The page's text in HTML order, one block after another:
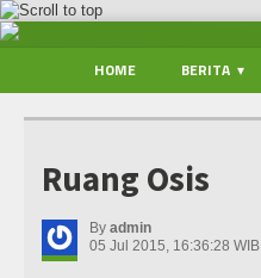
HOME BERITA
Ruang Osis
By admin
05 Jul 2015, 16:36:28 WIB